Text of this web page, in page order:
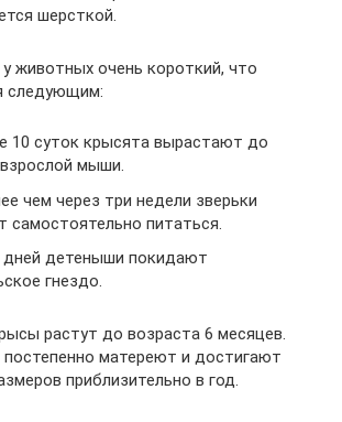
шерсткой.
животных очень короткий, что
следующим:
10 суток крысята вырастают до
мыши.
чем через три недели зверьки
самостоятельно питаться.
дней детеныши покидают
гнездо.
растут до возраста 6 месяцев.
постепенно матереют и достигают
приблизительно в год.